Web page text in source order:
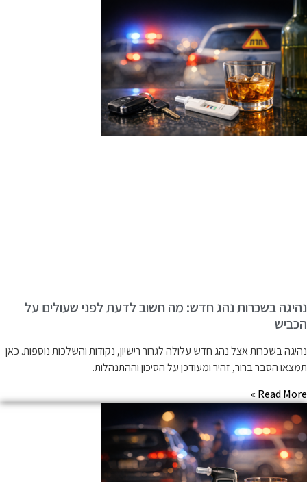
בשכרות נהג חדש: מה חשוב לדעת לפני שעולים על
בשכרות אצל נהג חדש עלולה לגרור רישיון, נקודות והשלכות נוספות. כאן
הסבר ברור, זהיר ומעודכן על הסיכון וההתנהלות.
Read More